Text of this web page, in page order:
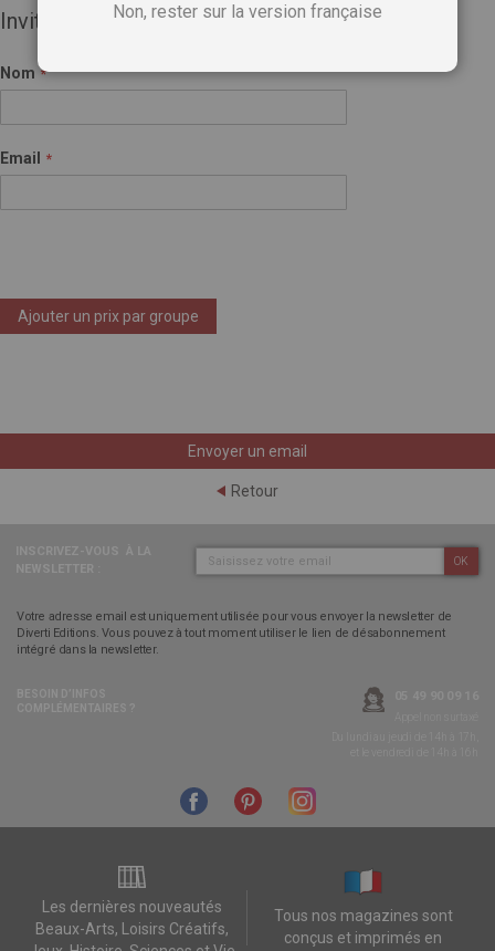
Invité(e)
Nom
Email
Ajouter un prix par groupe
Envoyer un email
Retour
OK
Votre adresse email est uniquement utilisée pour vous envoyer la newsletter de
Diverti Editions. Vous pouvez à tout moment utiliser le lien de désabonnement
intégré dans la newsletter.
Les dernières nouveautés
Beaux-Arts, Loisirs Créatifs,
Tous nos magazines sont
conçus et imprimés en
Non, rester sur la version française